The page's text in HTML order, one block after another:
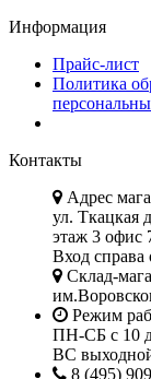
Информация
Прайс-лист
Политика
Контакты
Адрес
ул. Ткацкая
этаж 3 офис
Вход справа
Склад-
Режим
ПН-СБ с 10
ВС
8 (495)